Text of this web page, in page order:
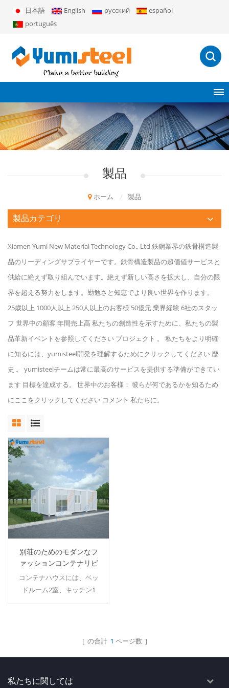
日本語 English русский
español
português
製品
ホーム / 製品
製品カテゴリ
Xiamen Yumi New Material Technology Co., Ltd.鉄鋼業界の鉄骨構造製
品のリーディングサプライヤーです。鉄骨構造製品の超価値サービスと
供給に絶えず取り組んでいます。絶えず新しい高さを拡大し、自分の限
界を超える努力をします。勤勉さと知恵でより良い世界を作ります。
25歳以上 1000人以上 250人以上のお客様 50億元 業界経験 6社のスタッ
フ 世界中の顧客 年間売上高 私たちの創造性を示すために、私たちの製
品革新イベントを参照してください プロジェクト 。 私たちをより明確
に知るには、yumisteel開発を理解するためにクリックしてください 歴
史 。 yumisteelチームは常に最高のサービスを提供する準備ができてい
ます 目標を達成する。 世界中のお客様： 彼らが何であるかを知るため
にここをクリックしてください コメント 私たちに。
別荘のためのモダンなフ
ァッションコンテナリビ
ングハウス
コンテナハウスには、ベッ
ドルーム2室、キッチン1
ます。 MOQ：1 セット。
[ の合計 1 ページ数 ]
私たちに関しては